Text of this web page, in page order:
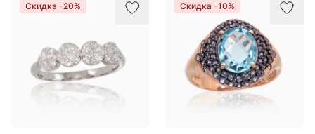
Скидка -20% Скидка -10%